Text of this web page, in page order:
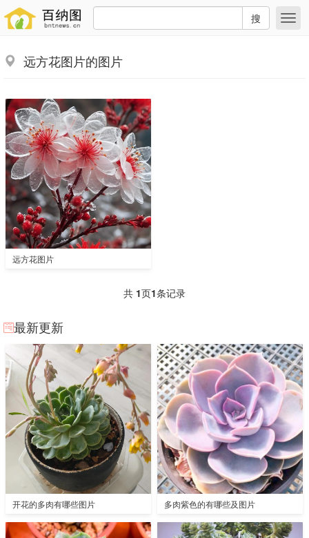
搜
远方花图片的图片
远方花图片
共 1页1条记录
最新更新
开花的多肉有哪些图片 多肉紫色的有哪些及图片